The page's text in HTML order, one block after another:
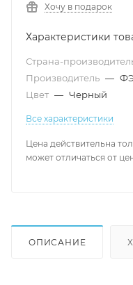
Хочу в подарок
Характеристики
Страна-
Производитель —
Цвет — Черный
Все характеристики
Цена действительна
может отличаться от
ОПИСАНИЕ